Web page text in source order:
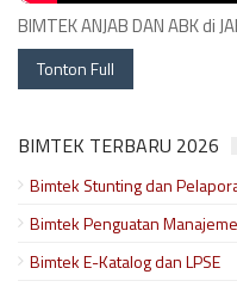
BIMTEK ANJAB DAN ABK di
Tonton Full
BIMTEK TERBARU 2026
Bimtek Stunting dan
Bimtek Penguatan
Bimtek E-Katalog dan LPSE